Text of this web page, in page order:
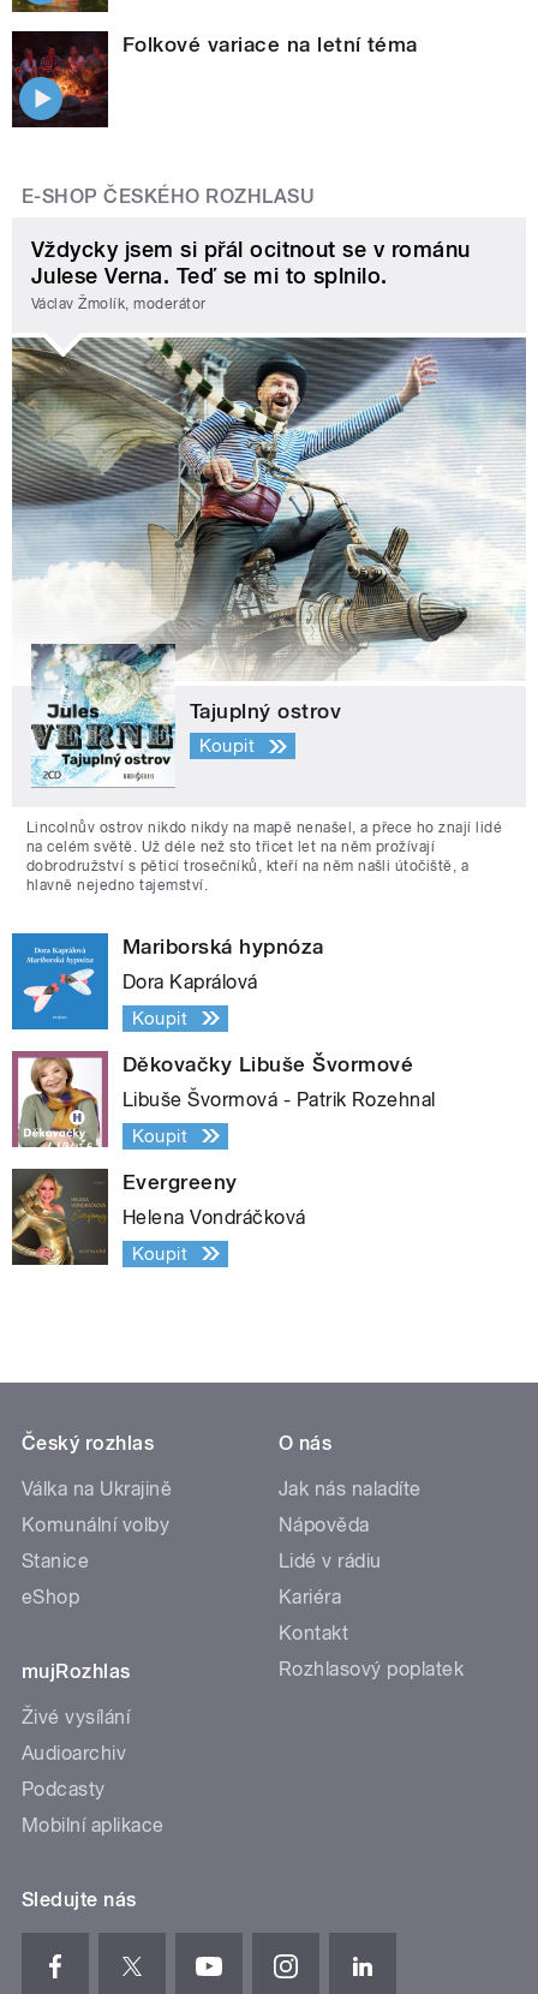
Folkové variace na letní téma
E-SHOP ČESKÉHO ROZHLASU
Vždycky jsem si přál ocitnout se v románu
Julese Verna. Teď se mi to splnilo.
Václav Žmolík, moderátor
Tajuplný ostrov
Koupit
Lincolnův ostrov nikdo nikdy na mapě nenašel, a přece ho znají lidé
na celém světě. Už déle než sto třicet let na něm prožívají
dobrodružství s pěticí trosečníků, kteří na něm našli útočiště, a
hlavně nejedno tajemství.
Mariborská hypnóza
Dora Kaprálová
Koupit
Děkovačky Libuše Švormové
Libuše Švormová - Patrik Rozehnal
Koupit
Evergreeny
Helena Vondráčková
Koupit
Český rozhlas
Válka na Ukrajině
Komunální volby
Stanice
eShop
mujRozhlas
Živé vysílání
Audioarchiv
Podcasty
Mobilní aplikace
O nás
Jak nás naladíte
Nápověda
Lidé v rádiu
Kariéra
Kontakt
Rozhlasový poplatek
Sledujte nás